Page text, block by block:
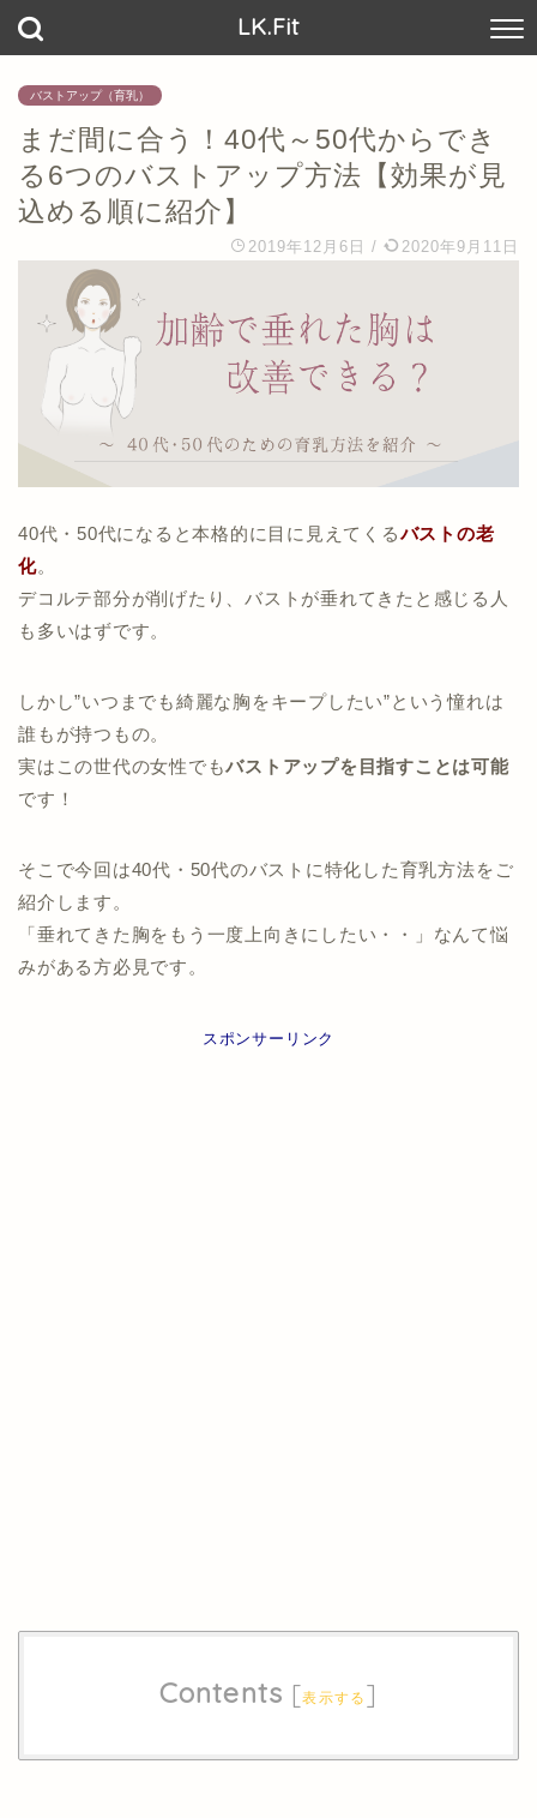
LK.Fit
バストアップ（育乳）
まだ間に合う！40代～50代からでき
る6つのバストアップ方法【効果が見
込める順に紹介】
2019年12月6日 / 2020年9月11日
40代・50代になると本格的に目に見えてくるバストの老
化。
デコルテ部分が削げたり、バストが垂れてきたと感じる人
も多いはずです。
しかし”いつまでも綺麗な胸をキープしたい”という憧れは
誰もが持つもの。
実はこの世代の女性でもバストアップを目指すことは可能
です！
そこで今回は40代・50代のバストに特化した育乳方法をご
紹介します。
「垂れてきた胸をもう一度上向きにしたい・・」なんて悩
みがある方必見です。
スポンサーリンク
Contents [表示する ]